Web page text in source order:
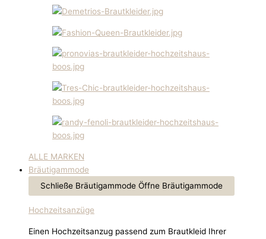
ALLE MARKEN
Bräutigammode
Schließe Bräutigammode Öffne Bräutigammode
Hochzeitsanzüge
Einen Hochzeitsanzug passend zum Brautkleid Ihrer